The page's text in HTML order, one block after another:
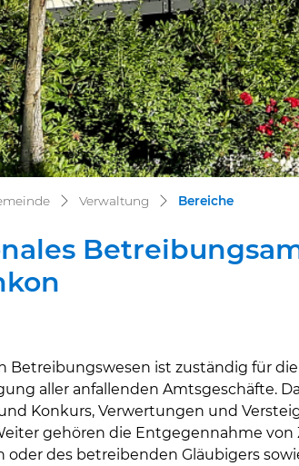
Verwaltung Bereiche
Betreibungswesen ist zuständig für
aller anfallenden Amtsgeschäfte.
Konkurs, Verwertungen und
gehören die Entgegennahme
oder des betreibenden Gläubigers
Objekte